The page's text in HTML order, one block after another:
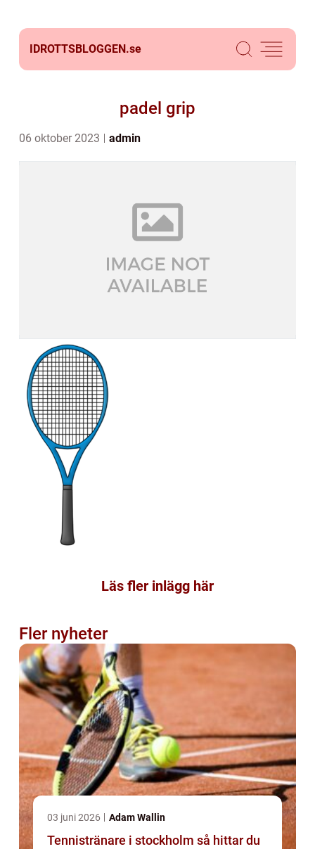
IDROTTSBLOGGEN.se
padel grip
06 oktober 2023 admin
Läs fler inlägg här
Fler nyheter
03 juni 2026 Adam Wallin
Tennistränare i stockholm så hittar du